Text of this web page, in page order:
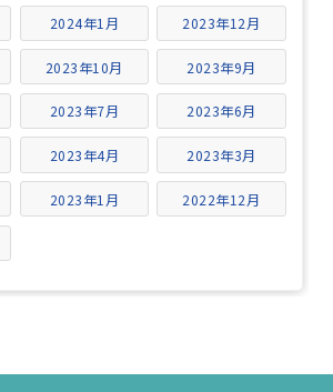
2024年1月 2023年12月
2023年10月 2023年9月
2023年7月 2023年6月
2023年4月 2023年3月
2023年1月 2022年12月